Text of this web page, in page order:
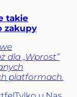
takie
zakupy
dla „Wprost”
platformach.